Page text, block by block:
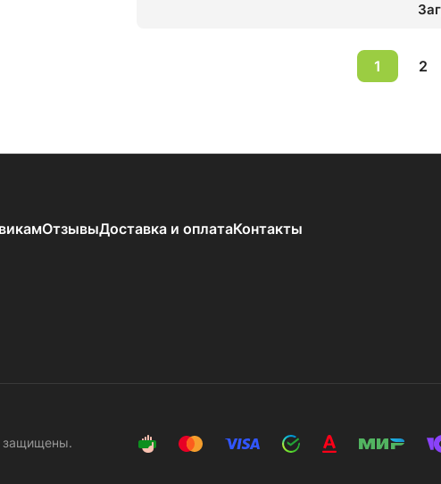
1 2
ОтзывыДоставка и оплатаКонтакты
защищены.